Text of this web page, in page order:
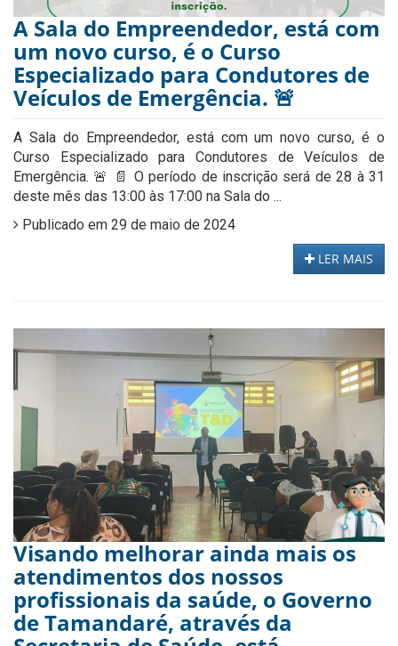
A Sala do Empreendedor, está com
um novo curso, é o Curso
Especializado para Condutores de
Veículos de Emergência. 🚨
A Sala do Empreendedor, está com um novo curso, é o
Curso Especializado para Condutores de Veículos de
Emergência. 🚨 📄 O período de inscrição será de 28 à 31
deste mês das 13:00 às 17:00 na Sala do ...
Publicado em 29 de maio de 2024
LER MAIS
Visando melhorar ainda mais os
atendimentos dos nossos
profissionais da saúde, o Governo
de Tamandaré, através da